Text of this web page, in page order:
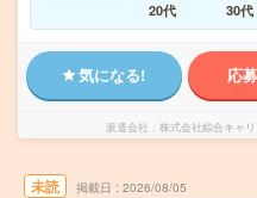
20代
30代
気になる! 応
派遣会社 株式会社綜合キャ
未読 掲載日 2026/08/05